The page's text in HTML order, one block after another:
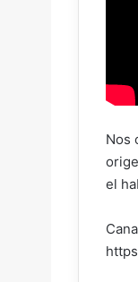
Nos
el